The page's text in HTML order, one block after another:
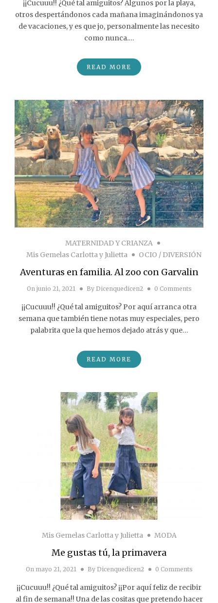
¡¡Cucuuu!! ¿Qué tal amiguitos? Algunos por la playa,
otros despertándonos cada mañana imaginándonos ya
de vacaciones, y es que jo, personalmente las necesito
como nunca.…
READ MORE
MATERNIDAD Y CRIANZA
Mis Gemelas Carlotta y Julietta
OCIO / DIVERSIÓN
Aventuras en familia. Al zoo con Garvalin
Onjunio 21, 2021 By Dicenquedicen2 0 Comments
¡¡Cucuuu!! ¿Qué tal amiguitos? Por aquí arranca otra
semana que también tiene notas muy especiales, pero
palabrita que la que hemos dejado atrás y que…
READ MORE
Mis Gemelas Carlotta y Julietta MODA
Me gustas tú, la primavera
Onmayo 21, 2021 By Dicenquedicen2 0 Comments
¡¡Cucuuu!! ¿Qué tal amiguitos? ¡¡Por aquí feliz de recibir
al fin de semana!! Una de las cositas que pretendo hacer